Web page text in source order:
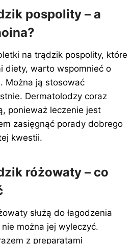
pospolity – a
na trądzik pospolity, które
diety, warto wspomnieć o
Można ją stosować
Dermatolodzy coraz
ponieważ leczenie jest
zasięgnąć porady dobrego
kwestii.
różowaty – co
służą do łagodzenia
można jej wyleczyć.
z preparatami